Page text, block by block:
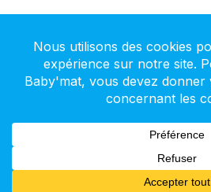
S'inscrire à la newsletter
Kadence WP